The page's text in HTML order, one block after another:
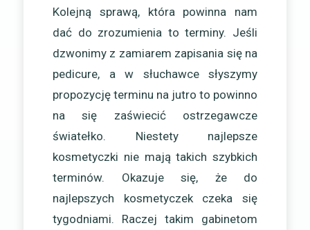
Kolejną sprawą, która powinna nam
dać do zrozumienia to terminy. Jeśli
dzwonimy z zamiarem zapisania się na
pedicure, a w słuchawce słyszymy
propozycję terminu na jutro to powinno
na się zaświecić ostrzegawcze
światełko. Niestety najlepsze
kosmetyczki nie mają takich szybkich
terminów. Okazuje się, że do
najlepszych kosmetyczek czeka się
tygodniami. Raczej takim gabinetom